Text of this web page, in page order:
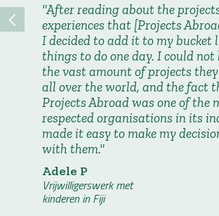
After reading about the
experiences that [Projects
I decided to add it to my bucket
things to do one day. I could not
the vast amount of projects
all over the world, and the fact
Projects Abroad was one of the
respected organisations in its
made it easy to make my
with them.
Adele P
Vrijwilligerswerk met
kinderen in Fiji